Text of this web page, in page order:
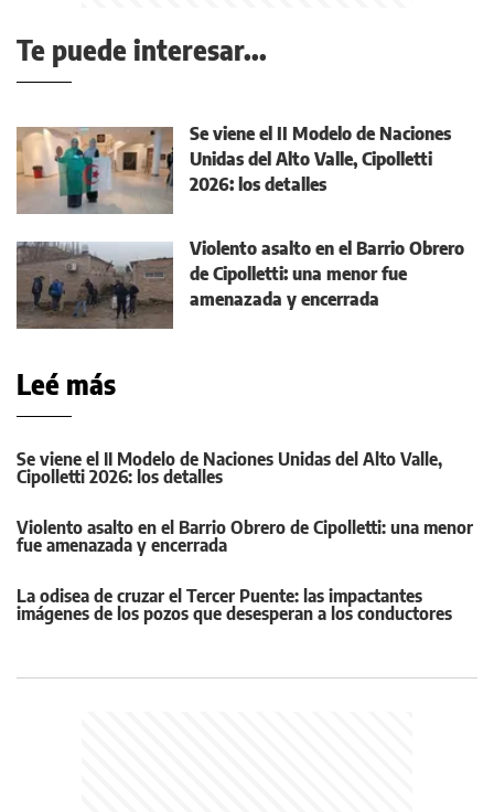
Te puede interesar...
Se viene el II Modelo de Naciones
Unidas del Alto Valle, Cipolletti
2026: los detalles
Violento asalto en el Barrio Obrero
de Cipolletti: una menor fue
amenazada y encerrada
Leé más
Se viene el II Modelo de Naciones Unidas del Alto Valle,
Cipolletti 2026: los detalles
Violento asalto en el Barrio Obrero de Cipolletti: una menor
fue amenazada y encerrada
La odisea de cruzar el Tercer Puente: las impactantes
imágenes de los pozos que desesperan a los conductores